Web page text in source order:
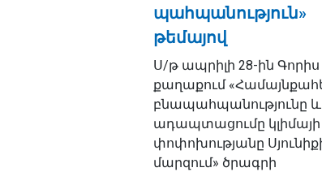
պահպանություն»
թեմայով
Ս/թ ապրիլի 28-ին Գորիս
քաղաքում
բնապահպանությունը և
ադապտացումը կլիմայի
փոփոխությանը
մարզում» ծրագրի